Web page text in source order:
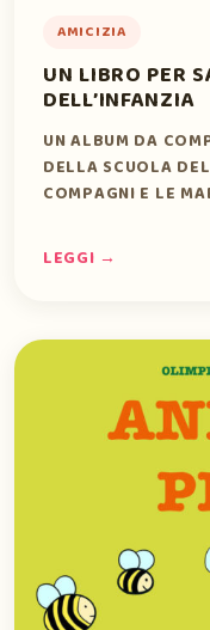
AMICIZIA
UN LIBRO PER
DELL’INFANZIA
UN ALBUM DA
DELLA SCUOLA
COMPAGNI E LE
LEGGI →